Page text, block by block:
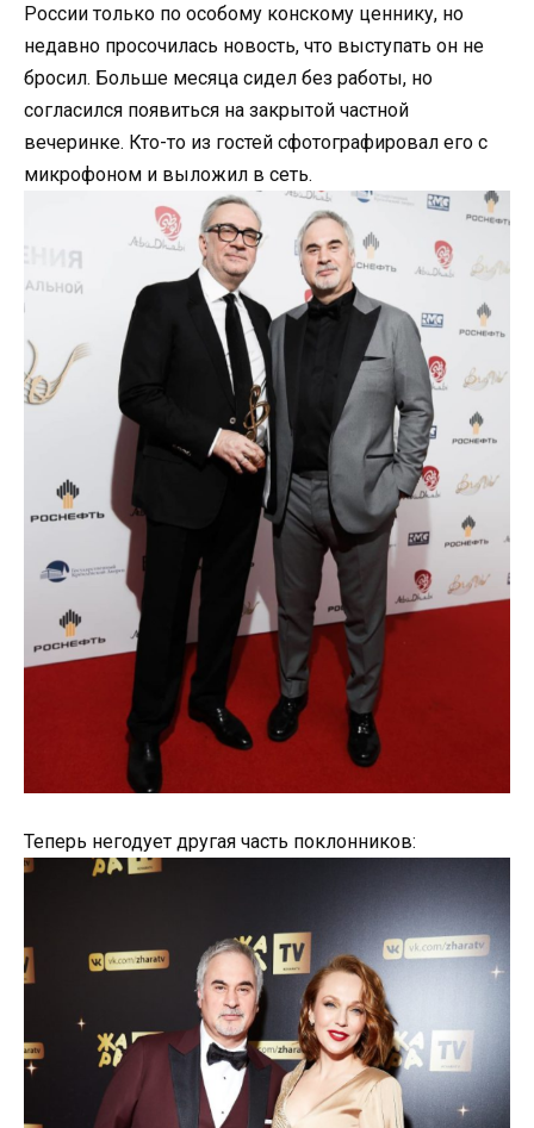
России только по особому конскому ценнику, но
недавно просочилась новость, что выступать он не
бросил. Больше месяца сидел без работы, но
согласился появиться на закрытой частной
вечеринке. Кто-то из гостей сфотографировал его с
микрофоном и выложил в сеть.
Теперь негодует другая часть поклонников: